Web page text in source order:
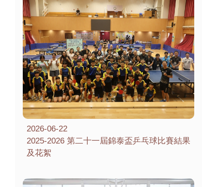
2026-06-22
2025-2026 第二十一屆錦泰盃乒乓球比賽結果
及花絮